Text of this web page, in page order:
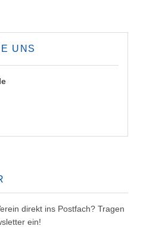
UNS
direkt ins Postfach? Tragen
ein!